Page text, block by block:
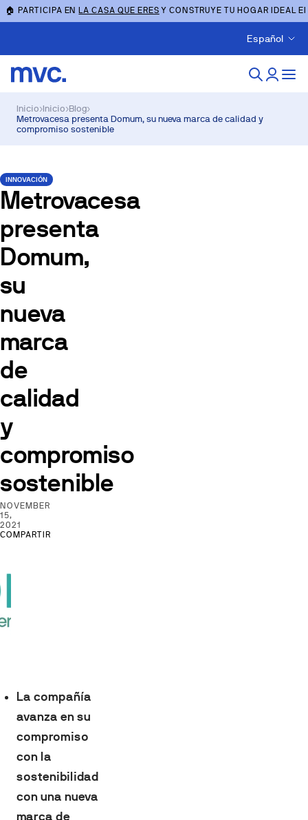
🏠 PARTICIPA ENLA CASA QUE ERES Y CONSTRUYE TU HOGAR IDEAL
Español
Inicio›Inicio›Blog›
Metrovacesa presenta Domum, su nueva marca de calidad y
compromiso sostenible
INNOVACIÓN
Metrovacesa
presenta
Domum,
su
nueva
marca
de
calidad
y
compromiso
sostenible
NOVEMBER
15,
2021
COMPARTIR
La compañía
avanza en su
compromiso
con la
sostenibilidad
con una nueva
marca de